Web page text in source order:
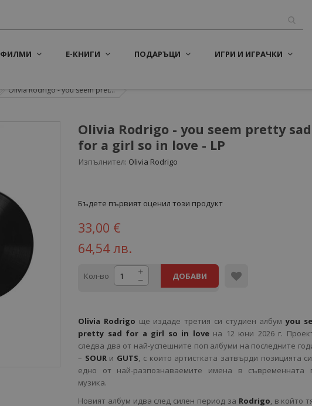
ФИЛМИ Е-КНИГИ ПОДАРЪЦИ ИГРИ И ИГРАЧКИ
Olivia Rodrigo - you seem pret...
Olivia Rodrigo - you seem pretty sad
for a girl so in love - LP
Изпълнител: Olivia Rodrigo
Бъдете първият оценил този продукт
33,00 €
64,54 лв.
Кол-во ДОБАВИ
Olivia Rodrigo ще издаде третия си студиен албумyou
pretty sad for a girl so in loveна 12 юни 2026 г.
следва два от най-успешните поп албуми на последните
– SOUR и GUTS, с които артистката затвърди позицията
едно от най-разпознаваемите имена в съвременната
музика.
Новият албум идва след силен период за Rodrigo, в който